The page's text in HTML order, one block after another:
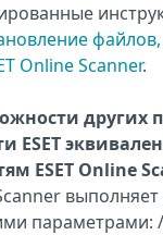
Online Scanner.
других
ESET
ESET Online
параметрами: